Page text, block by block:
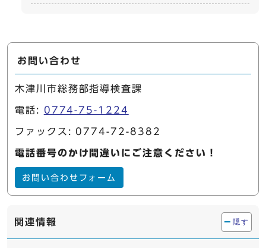
お問い合わせ
木津川市総務部指導検査課
電話: 0774-75-1224
ファックス: 0774-72-8382
電話番号のかけ間違いにご注意ください！
お問い合わせフォーム
関連情報 隠す